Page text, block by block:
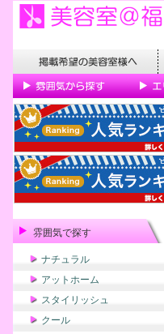
雰囲気で探す
ナチュラル
アットホーム
スタイリッシュ
クール